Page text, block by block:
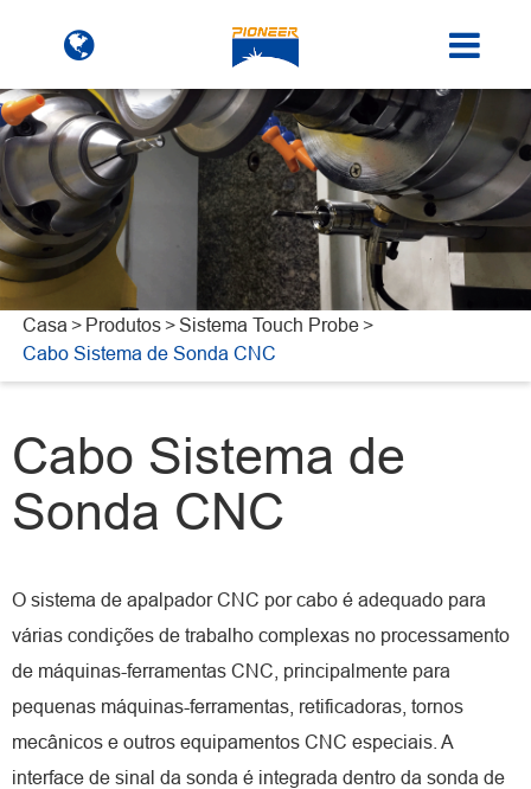
Casa Produtos
Sistema Touch Probe
Cabo Sistema de Sonda CNC
Cabo Sistema de
Sonda CNC
O sistema de apalpador CNC por cabo é adequado para
várias condições de trabalho complexas no processamento
de máquinas-ferramentas CNC, principalmente para
pequenas máquinas-ferramentas, retificadoras, tornos
mecânicos e outros equipamentos CNC especiais. A
interface de sinal da sonda é integrada dentro da sonda de